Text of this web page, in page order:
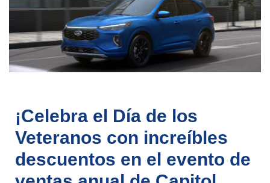
¡Celebra el Día de los
Veteranos con increíbles
descuentos en el evento de